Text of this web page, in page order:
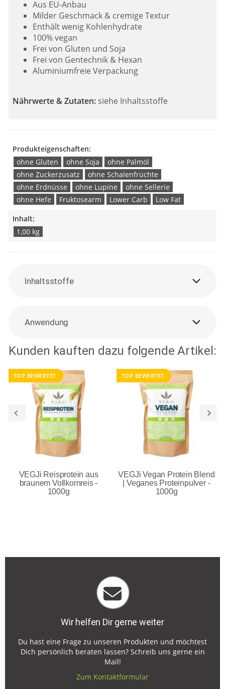
Aus EU-Anbau
Milder Geschmack & cremige Textur
Enthält wenig Kohlenhydrate
100% vegan
Frei von Gluten und Soja
Frei von Gentechnik & Hexan
Aluminiumfreie Verpackung
Nährwerte & Zutaten: siehe Inhaltsstoffe
Produkteigenschaften:
ohne Gluten
ohne Soja
ohne Palmöl
ohne Zuckerzusatz
ohne Schalenfrüchte
ohne Erdnüsse
ohne Lupine
ohne Sellerie
ohne Hefe
Fruktosearm Lower Carb
Low Fat
Inhalt:
1,00 kg
Inhaltsstoffe
Anwendung
Kunden kauften dazu folgende Artikel:
TOP BEWERTET
VEGJi Reisprotein aus
braunem Vollkornreis -
1000g
TOP BEWERTET
VEGJi Vegan Protein Blend
| Veganes Proteinpulver -
1000g
Wir helfen Dir gerne weiter
Du hast eine Frage zu unseren Produkten und möchtest
Dich persönlich beraten lassen? Schreib uns gerne ein
Mail!
Zum Kontaktformular